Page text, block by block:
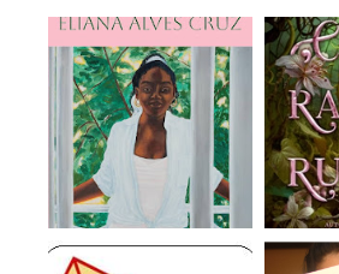
Meridiana - Eliana
Alves Cruz (rese...
A